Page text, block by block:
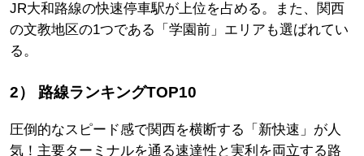
JR大和路線の快速停車駅が上位を占める。また、関西
の文教地区の1つである「学園前」エリアも選ばれてい
る。
2） 路線ランキングTOP10
圧倒的なスピード感で関西を横断する「新快速」が人
気！主要ターミナルを通る速達性と実利を両立する路